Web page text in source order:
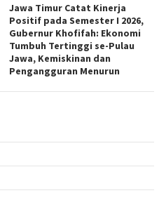
Jawa Timur Catat Kinerja
Positif pada Semester I 2026,
Gubernur Khofifah: Ekonomi
Tumbuh Tertinggi se-Pulau
Jawa, Kemiskinan dan
Pengangguran Menurun